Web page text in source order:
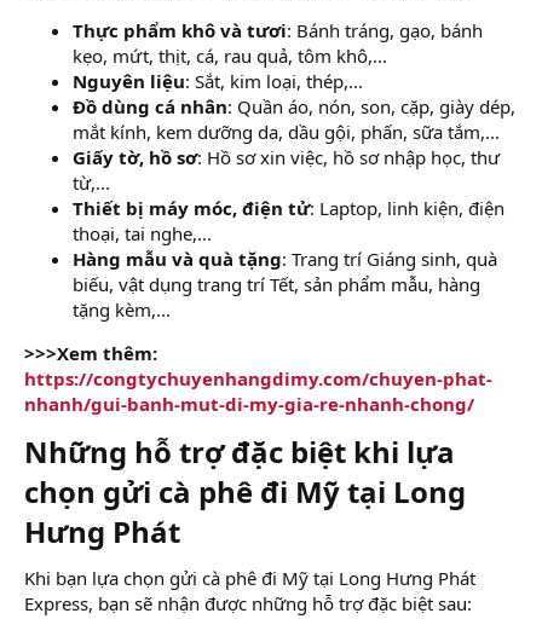
Thực phẩm khô và tươi: Bánh tráng, gạo, bánh
kẹo, mứt, thịt, cá, rau quả, tôm khô,...
Nguyên liệu: Sắt, kim loại, thép,...
Đồ dùng cá nhân: Quần áo, nón, son, cặp, giày dép,
mắt kính, kem dưỡng da, dầu gội, phấn, sữa tắm,...
Giấy tờ, hồ sơ: Hồ sơ xin việc, hồ sơ nhập học, thư
từ,...
Thiết bị máy móc, điện tử: Laptop, linh kiện, điện
thoại, tai nghe,...
Hàng mẫu và quà tặng: Trang trí Giáng sinh, quà
biếu, vật dụng trang trí Tết, sản phẩm mẫu, hàng
tặng kèm,...
>>>Xem thêm:
https://congtychuyenhangdimy.com/chuyen-phat-
nhanh/gui-banh-mut-di-my-gia-re-nhanh-chong/
Những hỗ trợ đặc biệt khi lựa
chọn gửi cà phê đi Mỹ tại Long
Hưng Phát​
Khi bạn lựa chọn gửi cà phê đi Mỹ tại Long Hưng Phát
Express, bạn sẽ nhận được những hỗ trợ đặc biệt sau: